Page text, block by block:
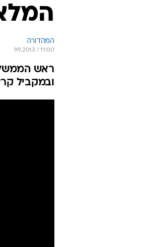
המהדורה
9.9.2013 / 11:00
ראש
ובמקביל